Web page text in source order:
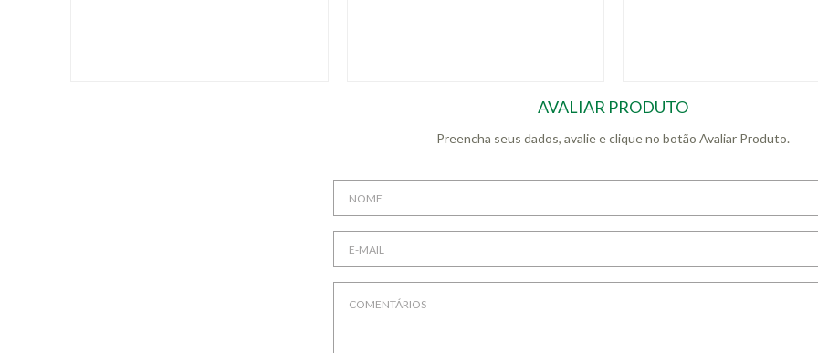
AVALIAR PRODUTO
Preencha seus dados, avalie e clique no botão Avaliar Produto.